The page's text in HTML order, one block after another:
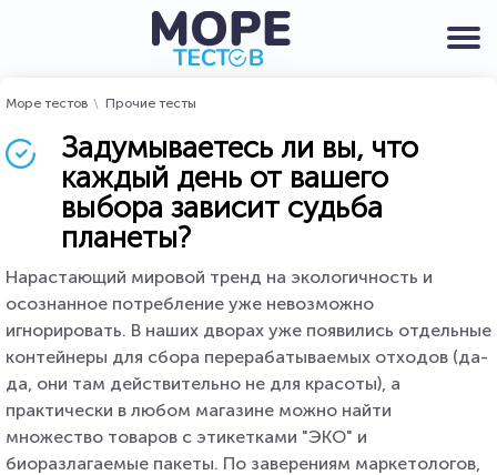
Море тестов Прочие тесты
Задумываетесь ли вы, что
каждый день от вашего
выбора зависит судьба
планеты?
Нарастающий мировой тренд на экологичность и
осознанное потребление уже невозможно
игнорировать. В наших дворах уже появились отдельные
контейнеры для сбора перерабатываемых отходов (да-
да, они там действительно не для красоты), а
практически в любом магазине можно найти
множество товаров с этикетками "ЭКО" и
биоразлагаемые пакеты. По заверениям маркетологов,